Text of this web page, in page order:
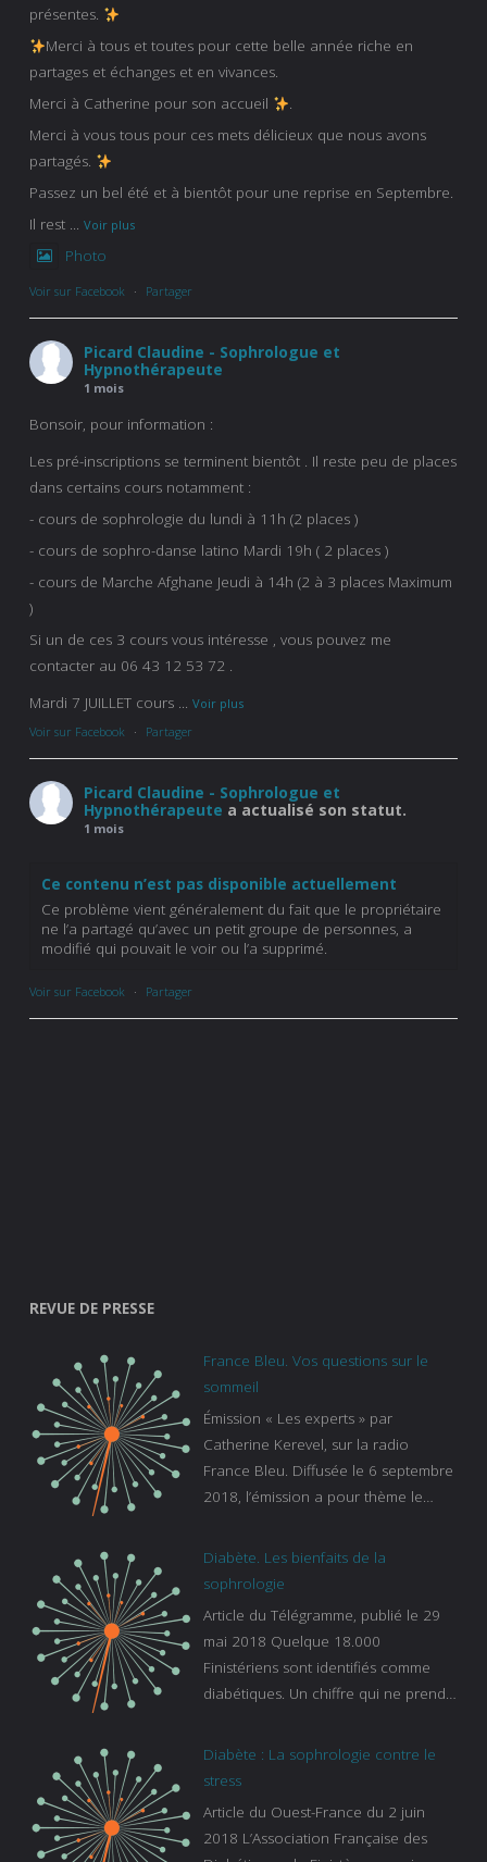
présentes.
Merci à tous et toutes pour cette belle année riche en
partages et échanges et en vivances.
Merci à Catherine pour son accueil
.
Merci à vous tous pour ces mets délicieux que nous avons
partagés.
Passez un bel été et à bientôt pour une reprise en Septembre.
Il rest ... Voir plus
Photo
Voir sur Facebook · Partager
Picard Claudine - Sophrologue et
Hypnothérapeute
1 mois
Bonsoir, pour information :
Les pré-inscriptions se terminent bientôt . Il reste peu de places
dans certains cours notamment :
- cours de sophrologie du lundi à 11h (2 places )
- cours de sophro-danse latino Mardi 19h ( 2 places )
- cours de Marche Afghane Jeudi à 14h (2 à 3 places Maximum
)
Si un de ces 3 cours vous intéresse , vous pouvez me
contacter au 06 43 12 53 72 .
Mardi 7 JUILLET cours ... Voir plus
Voir sur Facebook · Partager
Picard Claudine - Sophrologue et
Hypnothérapeute a actualisé son statut.
1 mois
Ce contenu n’est pas disponible actuellement
Ce problème vient généralement du fait que le propriétaire
ne l’a partagé qu’avec un petit groupe de personnes, a
modifié qui pouvait le voir ou l’a supprimé.
Voir sur Facebook · Partager
REVUE DE PRESSE
France Bleu. Vos questions sur le
sommeil
Émission « Les experts » par
Catherine Kerevel, sur la radio
France Bleu. Diffusée le 6 septembre
2018, l’émission a pour thème le
bleu :
https://www.francebleu.fr/emissions/l
sur-le-sommeil
Diabète. Les bienfaits de la
sophrologie
Article du Télégramme, publié le 29
mai 2018 Quelque 18.000
Finistériens sont identifiés comme
diabétiques. Un chiffre qui ne prend
s’ignorent. « C’est une pathologie qui
continue à augmenter, souligne
de la Caisse primaire d’assurance-
maladie. C’est aussi une pathologie
Diabète : La sophrologie contre le
stress
Article du Ouest-France du 2 juin
2018 L’Association Française des